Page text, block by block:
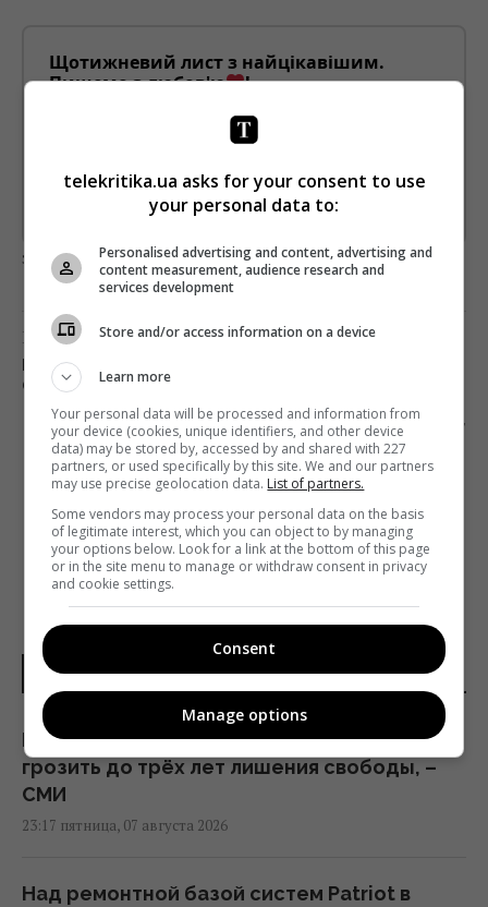
Щотижневий лист з найцікавішим.
Пишемо з любов'ю
!
Підпишіться ще раз, якщо не отримуєте від нас листи
Предоставлено SendPulse
загрузка...
Предыдущий пост
КАК СПОРТИВНЫЕ МЕДИА ВЫЖИВАЮТ БЕЗ
СПОРТИВНЫХ СОБЫТИЙ
Следующий пост
ПРЕЗИДЕНТ ХОЧЕТ, ЧТОБЫ
ГОСУДАРСТВЕННЫЙ ТЕЛЕКАНАЛ «БЫЛ САМЫМ
НОВОСТИ МИРА
Бывшему главе МИД Венгрии может
грозить до трёх лет лишения свободы, –
СМИ
23:17 пятница, 07 августа 2026
Над ремонтной базой систем Patriot в
telekritika.ua asks for your consent to use
your personal data to:
Personalised advertising and content, advertising and
content measurement, audience research and
services development
Store and/or access information on a device
Learn more
Your personal data will be processed and information from
your device (cookies, unique identifiers, and other device
data) may be stored by, accessed by and shared with 227
partners, or used specifically by this site. We and our partners
may use precise geolocation data. List of partners.
Some vendors may process your personal data on the basis
of legitimate interest, which you can object to by managing
your options below. Look for a link at the bottom of this page
or in the site menu to manage or withdraw consent in privacy
and cookie settings.
Consent
Manage options